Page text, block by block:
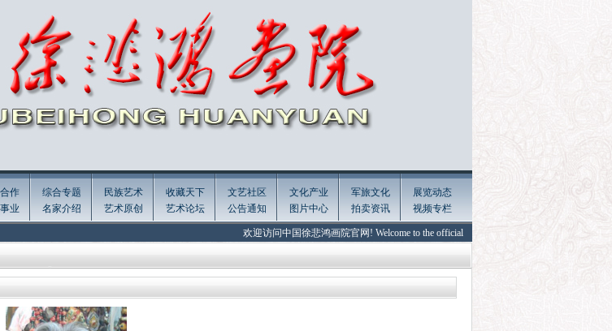
作
业
综合专题
名家介绍
民族艺术
艺术原创
收藏天下
艺术论坛
文艺社区
公告通知
文化产业
图片中心
军旅文化
拍卖资讯
展览动态
视频专栏
欢迎访问中国徐悲鸿画院官网! Welcome to the official website of Xu Beihong Painting